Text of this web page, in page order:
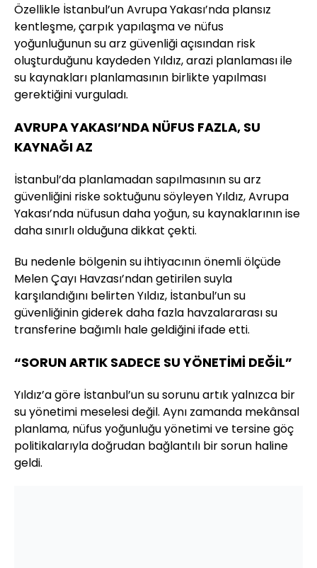
Özellikle İstanbul’un Avrupa Yakası’nda plansız
kentleşme, çarpık yapılaşma ve nüfus
yoğunluğunun su arz güvenliği açısından risk
oluşturduğunu kaydeden Yıldız, arazi planlaması ile
su kaynakları planlamasının birlikte yapılması
gerektiğini vurguladı.
AVRUPA YAKASI’NDA NÜFUS FAZLA, SU
KAYNAĞI AZ
İstanbul’da planlamadan sapılmasının su arz
güvenliğini riske soktuğunu söyleyen Yıldız, Avrupa
Yakası’nda nüfusun daha yoğun, su kaynaklarının ise
daha sınırlı olduğuna dikkat çekti.
Bu nedenle bölgenin su ihtiyacının önemli ölçüde
Melen Çayı Havzası’ndan getirilen suyla
karşılandığını belirten Yıldız, İstanbul’un su
güvenliğinin giderek daha fazla havzalararası su
transferine bağımlı hale geldiğini ifade etti.
“SORUN ARTIK SADECE SU YÖNETİMİ DEĞİL”
Yıldız’a göre İstanbul’un su sorunu artık yalnızca bir
su yönetimi meselesi değil. Aynı zamanda mekânsal
planlama, nüfus yoğunluğu yönetimi ve tersine göç
politikalarıyla doğrudan bağlantılı bir sorun haline
geldi.